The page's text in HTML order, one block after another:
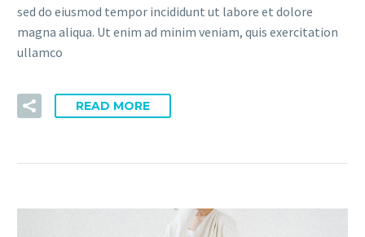
sed do eiusmod tempor incididunt ut labore et dolore
magna aliqua. Ut enim ad minim veniam, quis exercitation
ullamco
READ MORE